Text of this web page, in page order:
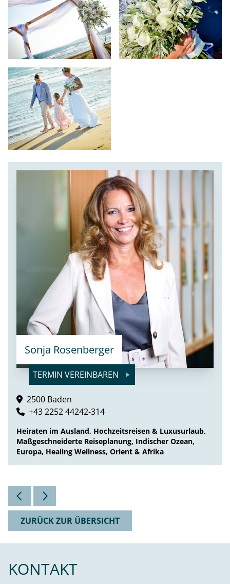
Sonja Rosenberger
TERMIN VEREINBAREN
2500 Baden
+43 2252 44242-314
Heiraten im Ausland, Hochzeitsreisen & Luxusurlaub,
Maßgeschneiderte Reiseplanung, Indischer Ozean,
Europa, Healing Wellness, Orient & Afrika
ZURÜCK ZUR ÜBERSICHT
KONTAKT